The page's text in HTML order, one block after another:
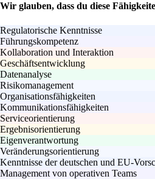
Wir glauben, dass du diese
Regulatorische Kenntnisse
Führungskompetenz
Kollaboration und Interaktion
Geschäftsentwicklung
Datenanalyse
Risikomanagement
Organisationsfähigkeiten
Kommunikationsfähigkeiten
Serviceorientierung
Ergebnisorientierung
Eigenverantwortung
Veränderungsorientierung
Kenntnisse der deutschen und EU-
Management von operativen Teams